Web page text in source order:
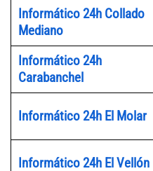
Informático 24h Collado
Mediano
Informático 24h
Carabanchel
Informático 24h El Molar
Informático 24h El Vellón